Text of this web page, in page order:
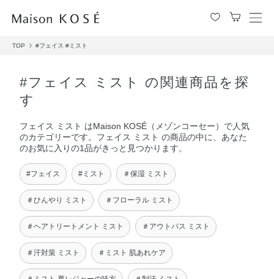
メ
TOP #フェイス #ミスト
#フェイス ミスト の関連商品を探
す
フェイス ミスト はMaison KOSÉ（メゾンコーセー）で人気
のカテゴリーです。フェイス ミスト の商品の中に、あなた
のお気に入りの1品がきっと見つかります。
#フェイス #ミスト ＃保湿 ミスト
＃ひんやり ミスト ＃フローラル ミスト
＃ヘアトリートメント ミスト ＃アウトバス ミスト
＃汗対策 ミスト ＃ミスト 肌あれケア